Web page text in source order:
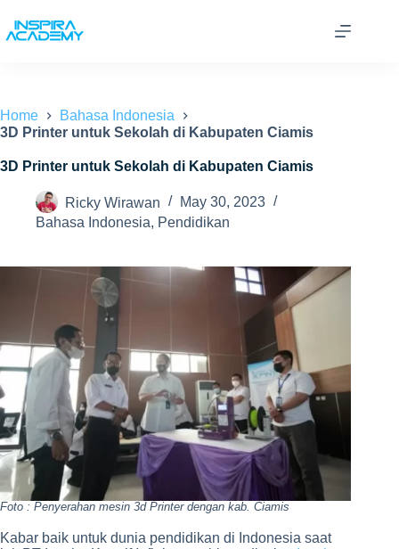
content
Home
Bahasa Indonesia
3D Printer untuk Sekolah di Kabupaten Ciamis
3D Printer untuk Sekolah di Kabupaten Ciamis
Ricky Wirawan
May 30, 2023
Bahasa Indonesia, Pendidikan
Foto : Penyerahan mesin 3d Printer dengan kab. Ciamis
Kabar baik untuk dunia pendidikan di Indonesia saat